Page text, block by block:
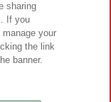
sharing
If you
your
the link
banner.